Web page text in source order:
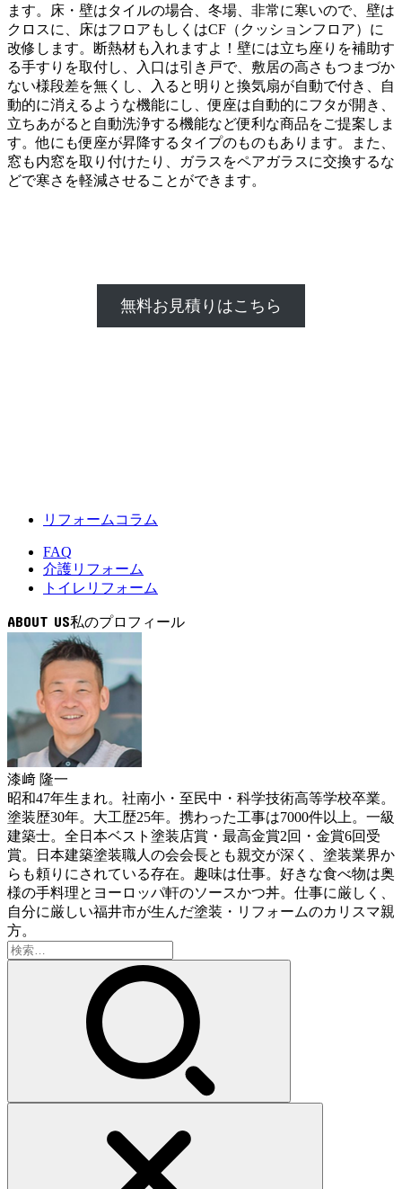
ます。床・壁はタイルの場合、冬場、非常に寒いので、壁は
クロスに、床はフロアもしくはCF（クッションフロア）に
改修します。断熱材も入れますよ！壁には立ち座りを補助す
る手すりを取付し、入口は引き戸で、敷居の高さもつまづか
ない様段差を無くし、入ると明りと換気扇が自動で付き、自
動的に消えるような機能にし、便座は自動的にフタが開き、
立ちあがると自動洗浄する機能など便利な商品をご提案しま
す。他にも便座が昇降するタイプのものもあります。また、
窓も内窓を取り付けたり、ガラスをペアガラスに交換するな
どで寒さを軽減させることができます。
無料お見積りはこちら
リフォームコラム
FAQ
介護リフォーム
トイレリフォーム
ABOUT US
漆﨑 隆一
昭和47年生まれ。社南小・至民中・科学技術高等学校卒業。
塗装歴30年。大工歴25年。携わった工事は7000件以上。一級
建築士。全日本ベスト塗装店賞・最高金賞2回・金賞6回受
賞。日本建築塗装職人の会会長とも親交が深く、塗装業界か
らも頼りにされている存在。趣味は仕事。好きな食べ物は奥
様の手料理とヨーロッパ軒のソースかつ丼。仕事に厳しく、
自分に厳しい福井市が生んだ塗装・リフォームのカリスマ親
方。
検
索: